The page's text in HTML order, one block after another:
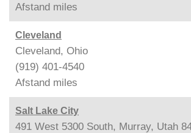
Afstand miles
Cleveland
Cleveland, Ohio
(919) 401-4540
Afstand miles
Salt Lake City
491 West 5300 South, Murray, Utah